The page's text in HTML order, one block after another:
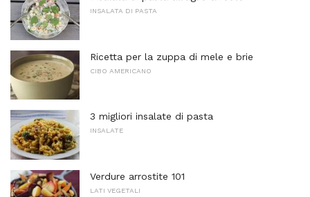
INSALATA DI PASTA
Ricetta per la zuppa di mele e brie
CIBO AMERICANO
3 migliori insalate di pasta
INSALATE
Verdure arrostite 101
LATI VEGETALI